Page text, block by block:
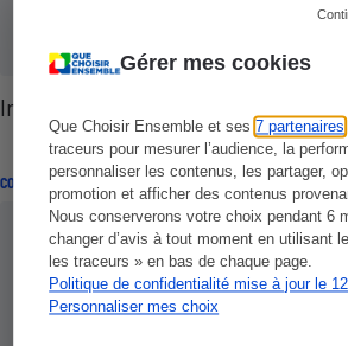
Gérer mes cookies
Que Choisir Ensemble et ses7 partenaires
traceurs pour mesurer l’audience, la
personnaliser les contenus, les partager,
promotion et afficher des contenus
Nous conserverons votre choix pendant 6
changer d’avis à tout moment en utilisant
les traceurs » en bas de chaque page.
Politique de confidentialité mise à jour le
Personnaliser mes choix
Immobilier - Les mots-clés de la
CONSEILS